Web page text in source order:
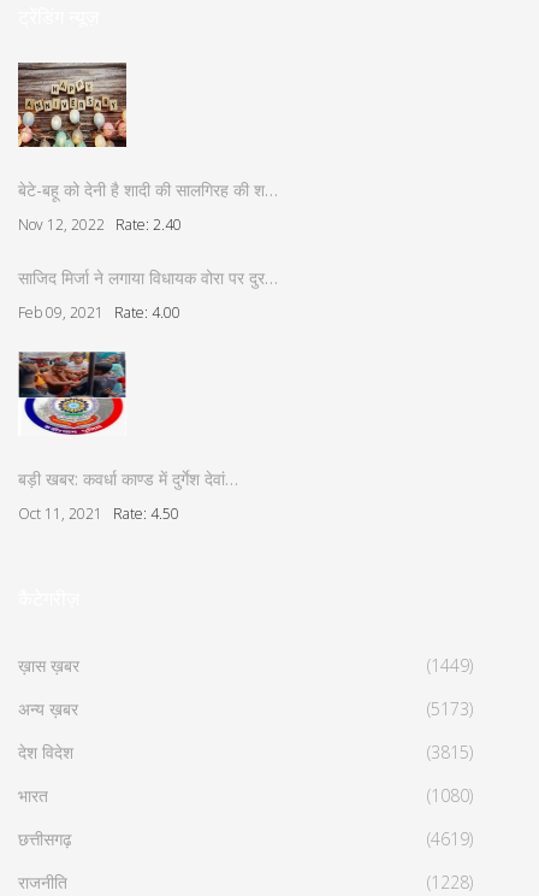
बेटे-बहू को देनी है शादी की सालगिरह की श…
Nov 12, 2022 Rate: 2.40
साजिद मिर्जा ने लगाया विधायक वोरा पर दुर…
Feb 09, 2021 Rate: 4.00
बड़ी खबर: कवर्धा काण्ड में दुर्गेश देवां…
Oct 11, 2021 Rate: 4.50
ख़ास ख़बर
(1449)
अन्य ख़बर
(5173)
देश विदेश
(3815)
भारत
(1080)
छत्तीसगढ़
(4619)
राजनीति
(1228)